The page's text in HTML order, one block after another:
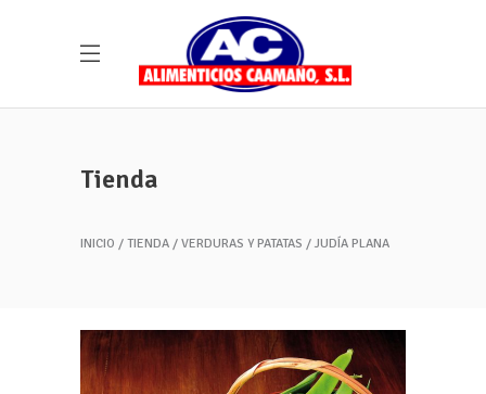
Tienda
INICIO TIENDA VERDURAS Y PATATAS JUDÍA PLANA